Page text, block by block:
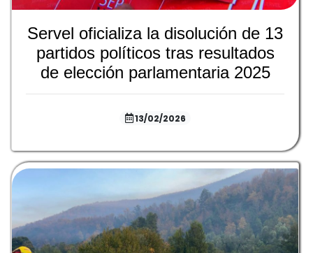
Servel oficializa la disolución de 13
partidos políticos tras resultados
de elección parlamentaria 2025
13/02/2026